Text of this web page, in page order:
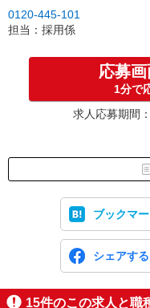
0120-445-101
担当：採用係
応募
1分で
求人応募期間
ブックマ
シェアする
15件のこの求人と職